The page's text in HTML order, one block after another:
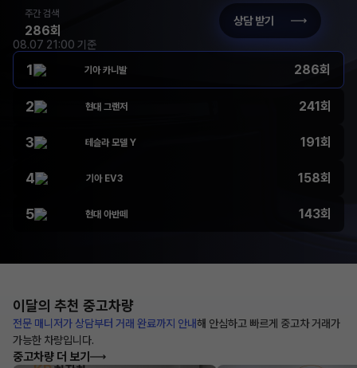
주간 검색
286회
상담 받기
08.07 21:00 기준
1 기아 카니발 286회
2 현대 그랜저 241회
3 테슬라 모델 Y 191회
4 기아 EV3 158회
5 현대 아반떼 143회
이달의 추천 중고차량
전문 매니저가 상담부터 거래 완료까지 안내해 안심하고 빠르게 중고차 거래가
가능한 차량입니다.
중고차량 더 보기